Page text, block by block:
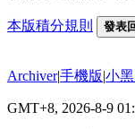
本版積分規則 發表
Archiver|手機版|小
GMT+8, 2026-8-9